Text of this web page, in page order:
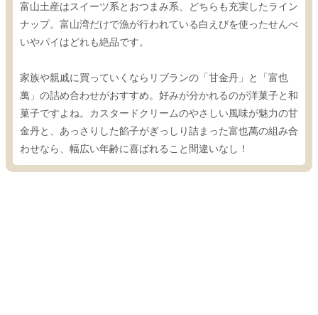
富山土産はスイーツ系とおつまみ系、どちらも充実したライン
ナップ。富山湾だけで漁が行われている白えびを使ったせんべ
いやパイはどれも絶品です。
家族や親戚に買っていくならリブランの「甘金丹」と「富也
萬」の詰め合わせがおすすめ。好みが分かれるのが洋菓子と和
菓子ですよね。カスタードクリームのやさしい風味が魅力の甘
金丹と、あっさりした餡子がぎっしり詰まった富也萬の組み合
わせなら、幅広い年齢に喜ばれること間違いなし！